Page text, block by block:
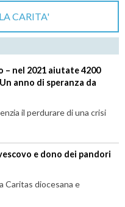
CARITA'
– nel 2021 aiutate 4200
anno di speranza da
il perdurare di una crisi
e dono dei pandori
Caritas diocesana e